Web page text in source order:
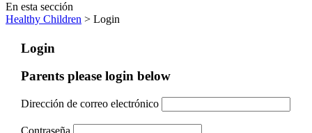
En esta sección
Healthy Children > Login
Login
Parents please login below
Dirección de correo electrónico
Contraseña